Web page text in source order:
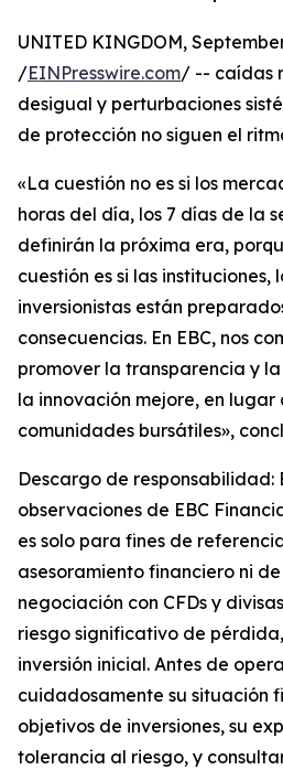
UNITED KINGDOM,
/EINPresswire.com/ -- caídas
desigual y perturbaciones
de protección no siguen el
«La cuestión no es si los
horas del día, los 7 días de la
definirán la próxima era,
cuestión es si las instituciones,
inversionistas están
consecuencias. En EBC, nos
promover la transparencia y
la innovación mejore, en
comunidades bursátiles»,
Descargo de
observaciones de EBC
es solo para fines de
asesoramiento financiero ni de
negociación con CFDs y
riesgo significativo de
inversión inicial. Antes de
cuidadosamente su situación
objetivos de inversiones, su
tolerancia al riesgo, y